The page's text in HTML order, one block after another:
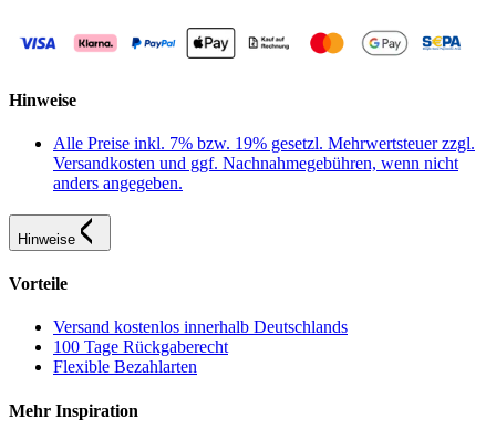
Hinweise
Alle Preise inkl. 7% bzw. 19% gesetzl. Mehrwertsteuer zzgl.
Versandkosten und ggf. Nachnahmegebühren, wenn nicht
anders angegeben.
Hinweise
Vorteile
Versand kostenlos innerhalb Deutschlands
100 Tage Rückgaberecht
Flexible Bezahlarten
Mehr Inspiration